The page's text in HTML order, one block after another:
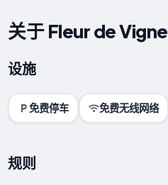
关于 Fleur de Vigne
设施
免费停车 免费无线网络
规则